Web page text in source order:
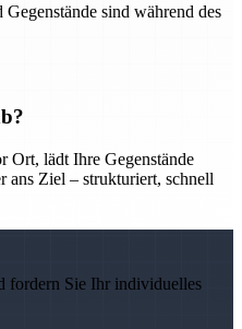
sind während des
Ort, lädt Ihre Gegenstände
ans Ziel – strukturiert, schnell
fordern Sie Ihr individuelles